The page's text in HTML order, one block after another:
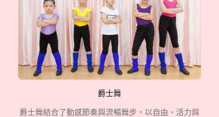
爵士舞
爵士舞結合了動感節奏與流暢舞步，以自由、活力與